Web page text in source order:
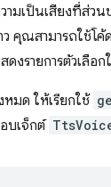
ามเป็นเสียงที่ส่ว
คุณสามารถใช้โค้
งรายการตัวเลือก
หมด ให้เรียกใช้
บเจ็กต์